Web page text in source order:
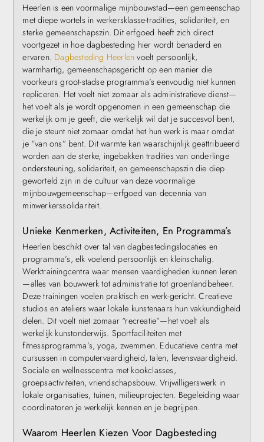
Heerlen is een voormalige mijnbouwstad—een gemeenschap
met diepe wortels in werkersklasse-tradities, solidariteit, en
sterke gemeenschapszin. Dit erfgoed heeft zich direct
voortgezet in hoe dagbesteding hier wordt benaderd en
ervaren. Dagbesteding Heerlen voelt persoonlijk,
warmhartig, gemeenschapsgericht op een manier die
voorkeurs groot-stadse programma’s eenvoudig niet kunnen
repliceren. Het voelt niet zomaar als administratieve dienst—
het voelt als je wordt opgenomen in een gemeenschap die
werkelijk om je geeft, die werkelijk wil dat je succesvol bent,
die je steunt niet zomaar omdat het hun werk is maar omdat
je “van ons” bent. Dit warmte kan waarschijnlijk geattribueerd
worden aan de sterke, ingebakken tradities van onderlinge
ondersteuning, solidariteit, en gemeenschapszin die diep
geworteld zijn in de cultuur van deze voormalige
mijnbouwgemeenschap—erfgoed van decennia van
minwerkerssolidariteit.
Unieke Kenmerken, Activiteiten, En Programma’s
Heerlen beschikt over tal van dagbestedingslocaties en
programma’s, elk voelend persoonlijk en kleinschalig.
Werktrainingcentra waar mensen vaardigheden kunnen leren
—alles van bouwwerk tot administratie tot groenlandbeheer.
Deze trainingen voelen praktisch en werk-gericht. Creatieve
studios en ateliers waar lokale kunstenaars hun vakkundigheid
delen. Dit voelt niet zomaar “recreatie”—het voelt als
werkelijk kunstonderwijs. Sportfaciliteiten met
fitnessprogramma’s, yoga, zwemmen. Educatieve centra met
cursussen in computervaardigheid, talen, levensvaardigheid.
Sociale en wellnesscentra met kookclasses,
groepsactiviteiten, vriendschapsbouw. Vrijwilligerswerk in
lokale organisaties, tuinen, milieuprojecten. Begeleiding waar
coordinatoren je werkelijk kennen en je begrijpen.
Waarom Heerlen Kiezen Voor Dagbesteding